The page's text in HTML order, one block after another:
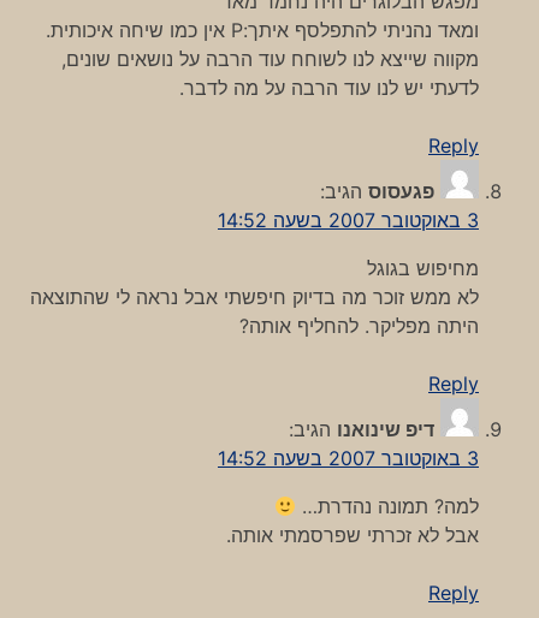
ומאד נהניתי להתפלסף איתך:P אין כמו שיחה איכותית.
מקווה שייצא לנו לשוחח עוד הרבה על נושאים שונים,
לדעתי יש לנו עוד הרבה על מה לדבר.
Reply
פגעסוס הגיב:
3 באוקטובר 2007 בשעה 14:52
מחיפוש בגוגל
לא ממש זוכר מה בדיוק חיפשתי אבל נראה לי שהתוצאה
היתה מפליקר. להחליף אותה?
Reply
דיפ שינואנו הגיב:
3 באוקטובר 2007 בשעה 14:52
למה? תמונה נהדרת…
אבל לא זכרתי שפרסמתי אותה.
Reply